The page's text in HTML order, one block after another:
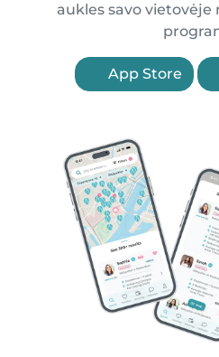
aukles savo
App Store